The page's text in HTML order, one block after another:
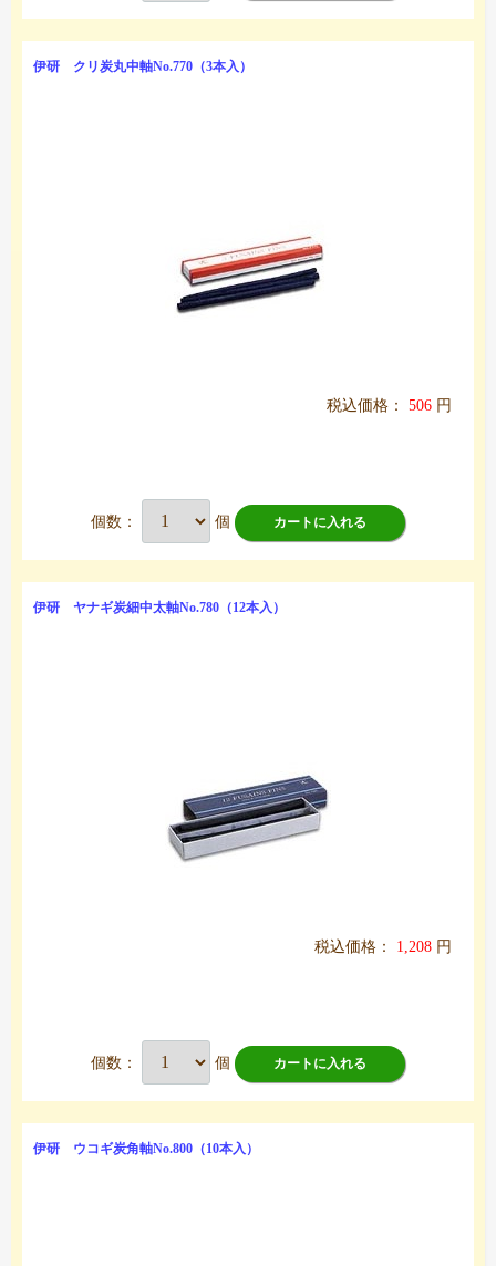
伊研 クリ炭丸中軸No.770（3本入）
税込価格： 506 円
個数： 個 カートに入れる
伊研 ヤナギ炭細中太軸No.780（12本入）
税込価格： 1,208 円
個数： 個 カートに入れる
伊研 ウコギ炭角軸No.800（10本入）